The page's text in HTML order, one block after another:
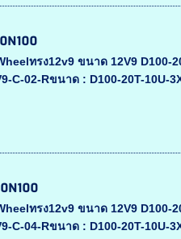
ทรง12v9 ขนาด 12V9 D100-
C-02-Rขนาด : D100-20T-10U-
ทรง12v9 ขนาด 12V9 D100-
C-04-Rขนาด : D100-20T-10U-